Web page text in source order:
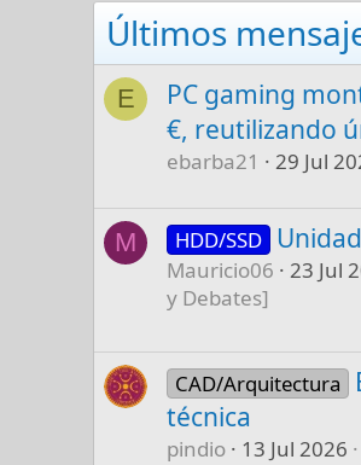
Últimos
E
PC gaming
€, reutilizando
ebarba21 29 Jul
M HDD/SSD
Mauricio06 23 Jul
y Debates]
CAD/Arquitectura
técnica
pindio 13 Jul 2026